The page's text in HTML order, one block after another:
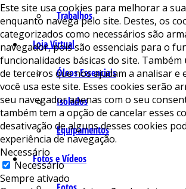
Trabalhos
Loja Virtual
Óleos Essenciais
Isolados
Equipamentos
Fotos e Vídeos
Este site usa cookies para melhorar a
enquanto navega pelo site. Destes, os
categorizados como necessários são
navegador, pois são essenciais para o
funcionalidades básicas do site. Também
de terceiros que nos ajudam a analisar e
você usa este site. Esses cookies serão
seu navegador apenas com o seu
também tem a opção de cancelar esses
desativação de alguns desses cookies
experiência de navegação.
Necessário
Necessário
Sempre ativado